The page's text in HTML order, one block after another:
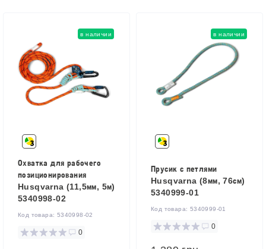
в наличии
Охватка для рабочего
позиционирования
Husqvarna (11,5мм, 5м)
5340998-02
Код товара: 5340998-02
0
в наличии
Прусик с петлями
Husqvarna (8мм, 76см)
5340999-01
Код товара: 5340999-01
0